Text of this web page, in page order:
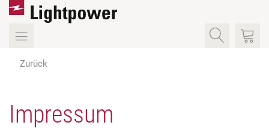
Zurück
Impressum